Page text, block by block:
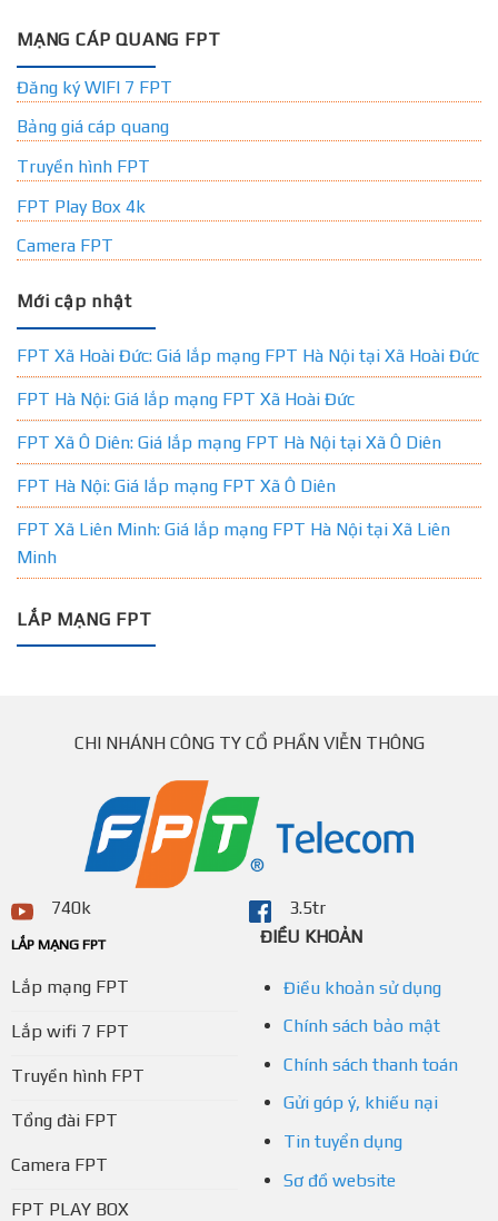
MẠNG CÁP QUANG FPT
Đăng ký WIFI 7 FPT
Bảng giá cáp quang
Truyền hình FPT
FPT Play Box 4k
Camera FPT
Mới cập nhật
FPT Xã Hoài Đức: Giá lắp mạng FPT Hà Nội tại Xã Hoài Đức
FPT Hà Nội: Giá lắp mạng FPT Xã Hoài Đức
FPT Xã Ô Diên: Giá lắp mạng FPT Hà Nội tại Xã Ô Diên
FPT Hà Nội: Giá lắp mạng FPT Xã Ô Diên
FPT Xã Liên Minh: Giá lắp mạng FPT Hà Nội tại Xã Liên
Minh
LẮP MẠNG FPT
CHI NHÁNH CÔNG TY CỔ PHẦN VIỄN THÔNG
740k 3.5tr
LẮP MẠNG FPT
Lắp mạng FPT
Lắp wifi 7 FPT
Truyền hình FPT
Tổng đài FPT
Camera FPT
FPT PLAY BOX
ĐIỀU KHOẢN
Điều khoản sử dụng
Chính sách bảo mật
Chính sách thanh toán
Gửi góp ý, khiếu nại
Tin tuyển dụng
Sơ đồ website